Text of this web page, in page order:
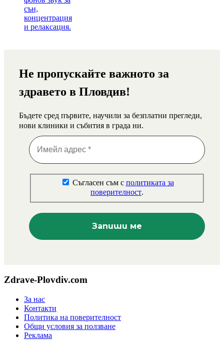
Не пропускайте важното за
здравето в Пловдив!
Бъдете сред първите, научили за безплатни прегледи,
нови клиники и събития в града ни.
Съгласен съм с политиката за
поверителност.
Zdrave-Plovdiv.com
За нас
Контакти
Политика на поверителност
Общи условия за ползване
Реклама